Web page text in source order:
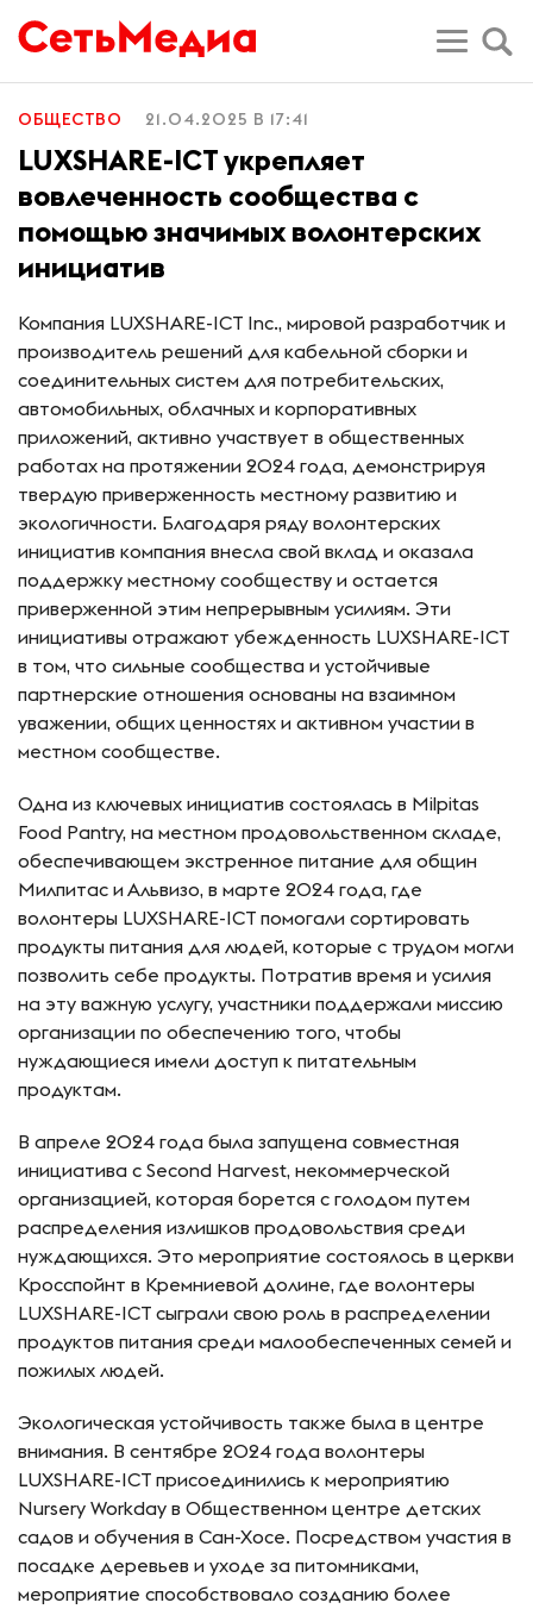
ОБЩЕСТВО 21.04.2025 В 17:41
LUXSHARE-ICT укрепляет
вовлеченность сообщества с
помощью значимых волонтерских
инициатив
Компания LUXSHARE-ICT Inc., мировой разработчик и
производитель решений для кабельной сборки и
соединительных систем для потребительских,
автомобильных, облачных и корпоративных
приложений, активно участвует в общественных
работах на протяжении 2024 года, демонстрируя
твердую приверженность местному развитию и
экологичности. Благодаря ряду волонтерских
инициатив компания внесла свой вклад и оказала
поддержку местному сообществу и остается
приверженной этим непрерывным усилиям. Эти
инициативы отражают убежденность LUXSHARE-ICT
в том, что сильные сообщества и устойчивые
партнерские отношения основаны на взаимном
уважении, общих ценностях и активном участии в
местном сообществе.
Одна из ключевых инициатив состоялась в Milpitas
Food Pantry, на местном продовольственном складе,
обеспечивающем экстренное питание для общин
Милпитас и Альвизо, в марте 2024 года, где
волонтеры LUXSHARE-ICT помогали сортировать
продукты питания для людей, которые с трудом могли
позволить себе продукты. Потратив время и усилия
на эту важную услугу, участники поддержали миссию
организации по обеспечению того, чтобы
нуждающиеся имели доступ к питательным
продуктам.
В апреле 2024 года была запущена совместная
инициатива с Second Harvest, некоммерческой
организацией, которая борется с голодом путем
распределения излишков продовольствия среди
нуждающихся. Это мероприятие состоялось в церкви
Кросспойнт в Кремниевой долине, где волонтеры
LUXSHARE-ICT сыграли свою роль в распределении
продуктов питания среди малообеспеченных семей и
пожилых людей.
Экологическая устойчивость также была в центре
внимания. В сентябре 2024 года волонтеры
LUXSHARE-ICT присоединились к мероприятию
Nursery Workday в Общественном центре детских
садов и обучения в Сан-Хосе. Посредством участия в
посадке деревьев и уходе за питомниками,
мероприятие способствовало созданию более